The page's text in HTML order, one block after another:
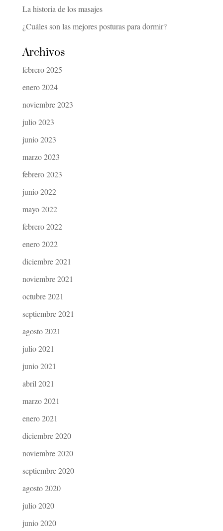
La historia de los masajes
¿Cuáles son las mejores posturas para dormir?
Archivos
febrero 2025
enero 2024
noviembre 2023
julio 2023
junio 2023
marzo 2023
febrero 2023
junio 2022
mayo 2022
febrero 2022
enero 2022
diciembre 2021
noviembre 2021
octubre 2021
septiembre 2021
agosto 2021
julio 2021
junio 2021
abril 2021
marzo 2021
enero 2021
diciembre 2020
noviembre 2020
septiembre 2020
agosto 2020
julio 2020
junio 2020